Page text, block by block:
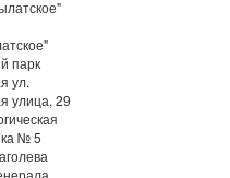
парк
ул.
улица, 29
№ 5